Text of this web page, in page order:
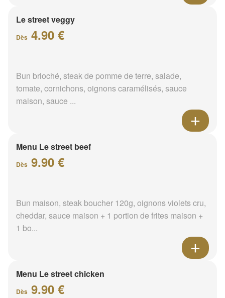
Le street veggy
Dès 4.90 €
Bun brioché, steak de pomme de terre, salade,
tomate, cornichons, oignons caramélisés, sauce
maison, sauce ...
Menu Le street beef
Dès 9.90 €
Bun maison, steak boucher 120g, oignons violets cru,
cheddar, sauce maison + 1 portion de frites maison +
1 bo...
Menu Le street chicken
Dès 9.90 €